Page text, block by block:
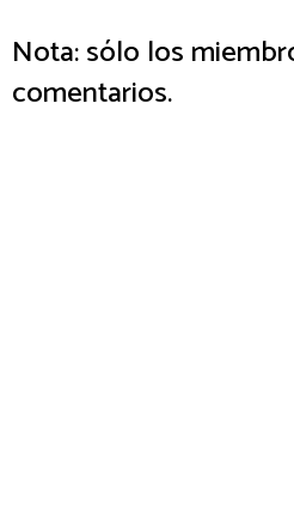
Nota: sólo los
comentarios.